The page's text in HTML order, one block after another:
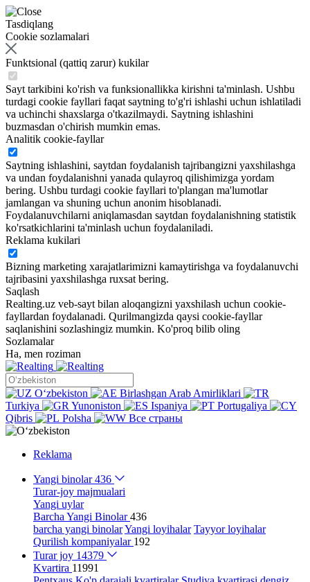
Tasdiqlang
Cookie sozlamalari
Funktsional (qattiq zarur) kukilar
Sayt tarkibini ko'rish va funksionallikka kirishni ta'minlash. Ushbu
turdagi cookie fayllari faqat saytning to'g'ri ishlashi uchun ishlatiladi
va uchinchi shaxslarga o'tkazilmaydi. Saytning ishlashini
buzmasdan o'chirish mumkin emas.
Analitik cookie-fayllar
Saytning ishlashini, saytdan foydalanish tajribangizni yaxshilashga
va undan foydalanishni yanada qulayroq qilishimizga yordam
bering. Ushbu turdagi cookie fayllari to'plangan ma'lumotlar
jamlangan va shuning uchun anonim hisoblanadi.
Foydalanuvchilarni aniqlamasdan saytdan foydalanishning statistik
ko'rsatkichlarini ta'minlash uchun foydalaniladi.
Reklama kukilari
Bizning marketing xarajatlarimizni kamaytirishga va foydalanuvchi
tajribasini yaxshilashga ruxsat bering.
Saqlash
Realting.uz veb-sayt bilan aloqangizni yaxshilash uchun cookie-
fayllardan foydalanadi. Qurilmangizda qaysi cookie-fayllar
saqlanishini sozlashingiz mumkin. Ko'proq bilib oling
Sozlamalar
Ha, men roziman
Oʻzbekiston
Birlashgan Arab Amirliklari
Turkiya
Yunoniston Ispaniya
Portugaliya
Qibris
Polsha Все страны
Reklama
Yangi binolar436
Turar-joy majmualari
Yangi uylar
Barcha Yangi Binolar436
barcha yangi binolarYangi loyihalar Tayyor loyihalar
Qurilish kompaniyalar 192
Turar joy 14379
Kvartira 11991